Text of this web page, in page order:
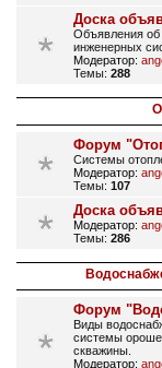
Доска
Объявления об
инженерных
Модератор:
Темы: 288
Форум
Системы
Модератор:
Темы: 107
Доска
Модератор:
Темы: 286
Форум
Виды
системы
скважины.
Модератор: